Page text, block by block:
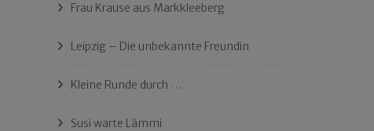
Frau Krause aus Markkleeberg
Leipzig – Die unbekannte Freundin
Kleine Runde durch …
Susi warte Lämmi